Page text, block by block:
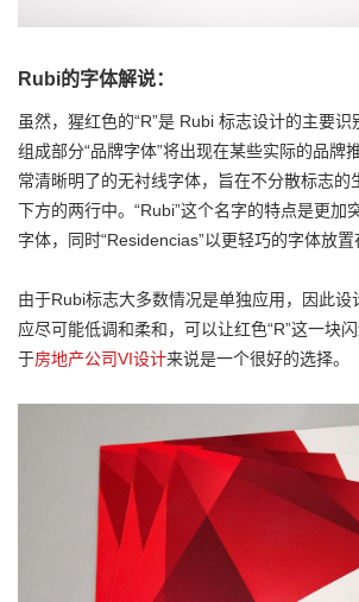
Rubi的字体解说：
虽然，猩红色的“R”是 Rubi 标志设计的主要
组成部分“品牌字体”将出现在某些实际的品牌
常清晰明了的无衬线字体，旨在不分散标志的
下方的两行中。“Rubi”这个名字的特点是更加
字体，同时“Residencias”以更轻巧的字体放置
由于Rubi标志大多数情况是单独应用，因此设
应尽可能低调和柔和，可以让红色“R”这一块
于房地产公司VI设计来说是一个很好的选择。